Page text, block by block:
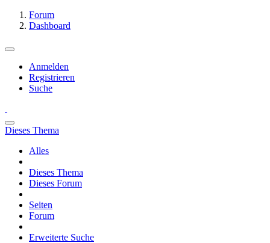
Forum
Dashboard
Anmelden
Registrieren
Suche
Dieses Thema
Alles
Dieses Thema
Dieses Forum
Seiten
Forum
Erweiterte Suche